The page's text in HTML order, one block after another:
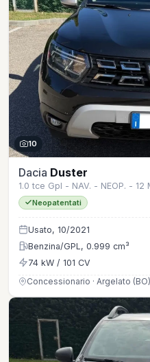
10
Dacia Duster
1.0 tce Gpl - NAV. - NEOP. - 12
Neopatentati
Usato, 10/2021
Benzina/GPL, 0.999 cm³
74 kW / 101 CV
Concessionario · Argelato (BO)